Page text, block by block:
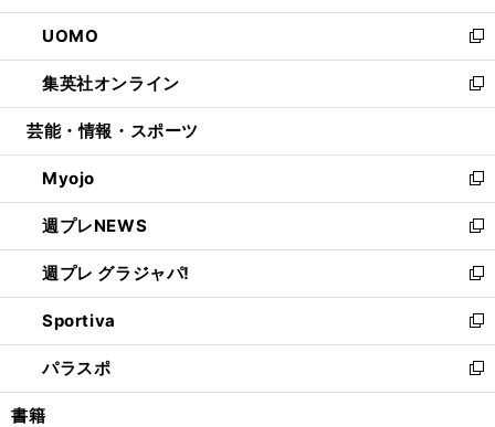
開
く
ウ
で
開
く
ン
ド
ウ
で
開
ウ
ィ
ン
ド
ウ
開
く
し
い
ウ
ィ
ン
ウ
で
開
く
UOMO
新
し
い
ウ
ン
ド
ウ
で
開
く
集英社オンライン
新
し
ウ
ィ
ン
ド
ウ
で
開
く
芸能・情報・スポーツ
Myojo
新
し
い
ウ
ィ
ン
ド
ウ
で
開
週プレNEWS
新
し
い
ウ
ィ
ン
ド
ウ
週プレ グラジャパ!
新
し
い
ウ
ィ
ン
Sportiva
新
し
い
ウ
パラスポ
新
し
書籍